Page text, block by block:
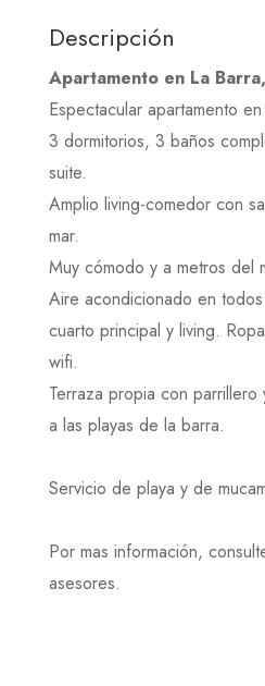
Descripción
Apartamento en La
Espectacular apartamento
3 dormitorios, 3 baños
suite.
Amplio living-comedor con
mar.
Muy cómodo y a metros del
Aire acondicionado en
cuarto principal y living.
wifi.
Terraza propia con parrillero
a las playas de la barra.
Servicio de playa y de
Por mas información,
asesores.